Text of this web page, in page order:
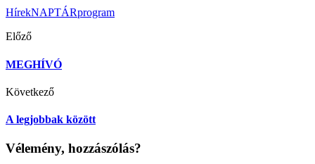
HírekNAPTÁRprogram
Előző
MEGHÍVÓ
Következő
A legjobbak között
Vélemény, hozzászólás?